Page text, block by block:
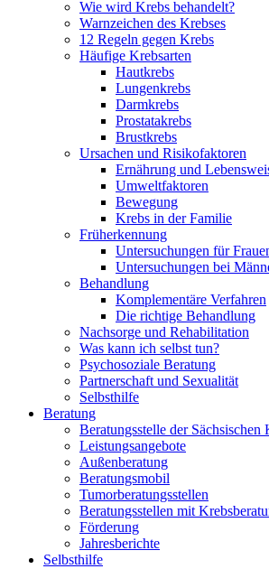
Wie wird Krebs behandelt?
Warnzeichen des Krebses
12 Regeln gegen Krebs
Häufige Krebsarten
Hautkrebs
Lungenkrebs
Darmkrebs
Prostatakrebs
Brustkrebs
Ursachen und Risikofaktoren
Ernährung und
Umweltfaktoren
Bewegung
Krebs in der Familie
Früherkennung
Untersuchungen für
Untersuchungen bei
Behandlung
Komplementäre Verfahren
Die richtige Behandlung
Nachsorge und Rehabilitation
Was kann ich selbst tun?
Psychosoziale Beratung
Partnerschaft und Sexualität
Selbsthilfe
Beratung
Beratungsstelle der Sächsischen
Leistungsangebote
Außenberatung
Beratungsmobil
Tumorberatungsstellen
Beratungsstellen mit
Förderung
Jahresberichte
Selbsthilfe